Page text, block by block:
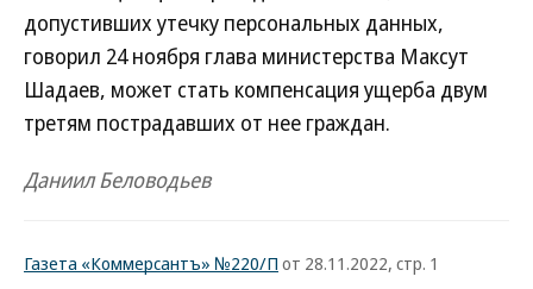
допустивших утечку персональных данных,
говорил 24 ноября глава министерства Максут
Шадаев, может стать компенсация ущерба двум
третям пострадавших от нее граждан.
Даниил Беловодьев
Газета «Коммерсантъ» №220/П от 28.11.2022, стр. 1